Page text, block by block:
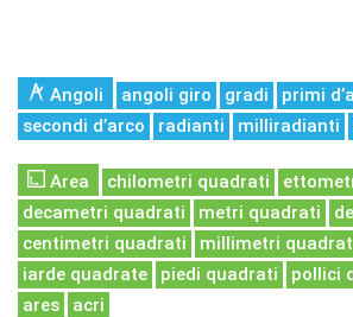
Angoli angoli giro gradi
primi
secondi d’arco
radianti milliradianti
Area chilometri quadrati
decametri quadrati
metri quadrati
centimetri quadrati
millimetri
iarde quadrate
piedi quadrati pollici
ares
acri